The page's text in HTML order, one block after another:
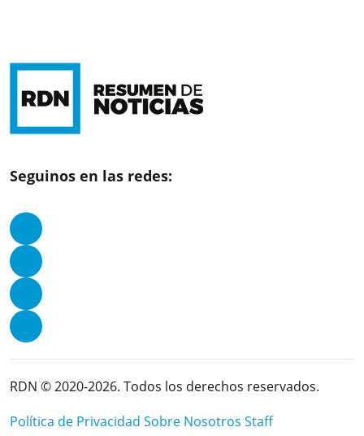
Seguinos en las redes:
RDN © 2020-2026. Todos los derechos reservados.
Política de Privacidad Sobre Nosotros Staff